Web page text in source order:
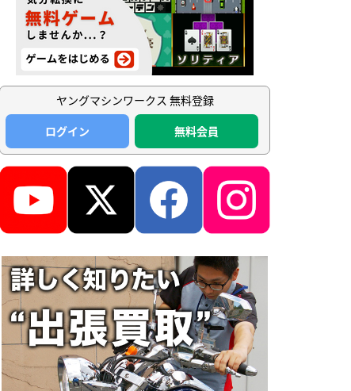
ヤングマシンワークス 無料登録
ログイン
無料会員